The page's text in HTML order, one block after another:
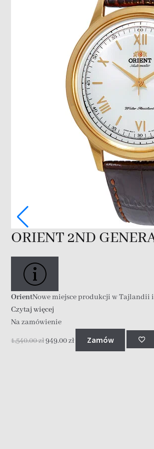
ORIENT 2ND
OrientNowe miejsce produkcji w Tajlandii
Czytaj więcej
Na zamówienie
1,540.00zł949.00zł Zamów